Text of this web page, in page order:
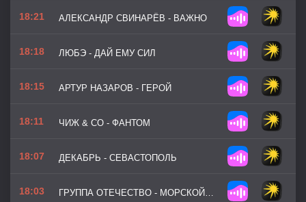
18:21 АЛЕКСАНДР СВИНАРЁВ - ВАЖНО
18:18 ЛЮБЭ - ДАЙ ЕМУ СИЛ
18:15 АРТУР НАЗАРОВ - ГЕРОЙ
18:11 ЧИЖ & CO - ФАНТОМ
18:07 ДЕКАБРЬ - СЕВАСТОПОЛЬ
18:03 ГРУППА ОТЕЧЕСТВО - МОРСКОЙ ДЕСАНТ